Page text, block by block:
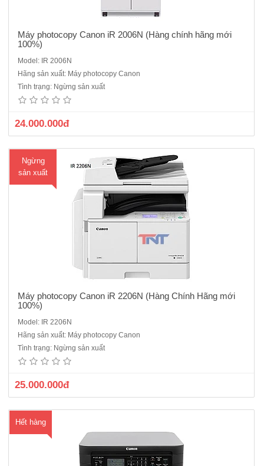
Máy photocopy Canon iR 2006N (Hàng chính hãng mới
100%)
Model: IR 2006N
Hãng sản xuất: Máy photocopy Canon
Tình trạng: Ngừng sản xuất
24.000.000đ
Ngừng
sản xuất
Máy photocopy Canon IR 2206N ( Hàng chính hãng Mới 100%)Cấu
hình chuẩn : copy/in mạng/scan màu/in wifi- Màn hình giao tiếp có hỗ
trợ Tiếng Việt.- Khổ gấy tối đa : A3.- Tốc độ : 22 trang / phút khổ A4, 10
trang / phút khổ A3.- Có sẵn:Nạp và đảo bản gố..
Máy photocopy Canon iR 2206N (Hàng Chính Hãng mới
100%)
Model: IR 2206N
Hãng sản xuất: Máy photocopy Canon
Tình trạng: Ngừng sản xuất
25.000.000đ
Hết hàng
Máy in đen trắng khổ A4,A5 mới 100%Chức năng Print/ Copy/ Scan/
DuplexKhổ giấy A4, B5, A5, Legal, Letter, Executive, Statement, Officio
, B-Officio, M-Officio, Government Letter, Legal, Foolscap, 16K, Index
Card, Australia Foolscap, Indian LegalBộ n..